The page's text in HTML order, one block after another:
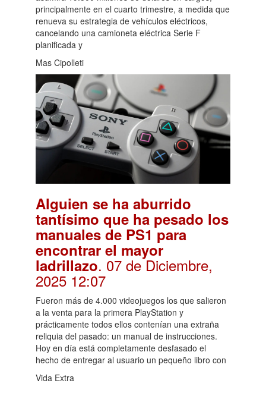
principalmente en el cuarto trimestre, a medida que
renueva su estrategia de vehículos eléctricos,
cancelando una camioneta eléctrica Serie F
planificada y
Mas Cipolleti
Alguien se ha aburrido
tantísimo que ha pesado los
manuales de PS1 para
encontrar el mayor
ladrillazo. 07 de Diciembre,
2025 12:07
Fueron más de 4.000 videojuegos los que salieron
a la venta para la primera PlayStation y
prácticamente todos ellos contenían una extraña
reliquia del pasado: un manual de instrucciones.
Hoy en día está completamente desfasado el
hecho de entregar al usuario un pequeño libro con
Vida Extra